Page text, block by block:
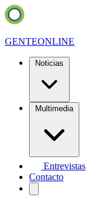
GENTEONLINE
Noticias
Multimedia
Entrevistas
Contacto